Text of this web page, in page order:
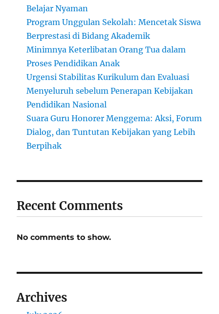
Belajar Nyaman
Program Unggulan Sekolah: Mencetak Siswa
Berprestasi di Bidang Akademik
Minimnya Keterlibatan Orang Tua dalam
Proses Pendidikan Anak
Urgensi Stabilitas Kurikulum dan Evaluasi
Menyeluruh sebelum Penerapan Kebijakan
Pendidikan Nasional
Suara Guru Honorer Menggema: Aksi, Forum
Dialog, dan Tuntutan Kebijakan yang Lebih
Berpihak
Recent Comments
No comments to show.
Archives